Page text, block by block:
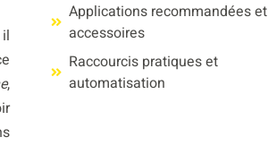
,
Applications recommandées et
accessoires
Raccourcis pratiques et
automatisation